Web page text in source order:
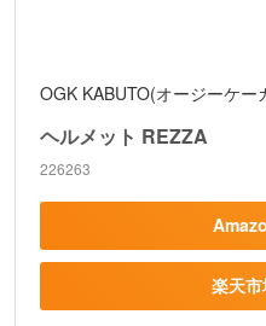
OGK KABUTO(オージーケー
ヘルメット REZZA
226263
楽天